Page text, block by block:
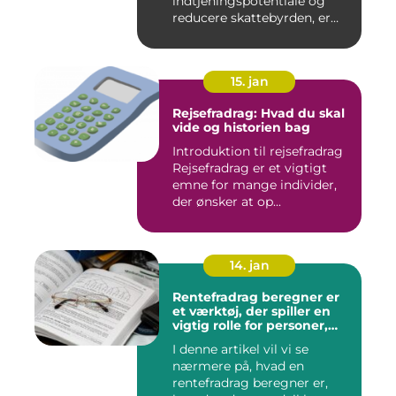
reducere skattebyrden, er
15. jan
Rejsefradrag: Hvad du skal
vide og historien bag
Introduktion til rejsefradrag
Rejsefradrag er et vigtigt
emne for mange individer,
der ønsker at op...
14. jan
Rentefradrag beregner er
et værktøj, der spiller en
vigtig rolle for personer,
optimere deres
skatteindberetning og få
mest muligt ud af de
I denne artikel vil vi se
nærmere på, hvad en
rentefradrag beregner er,